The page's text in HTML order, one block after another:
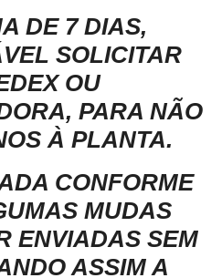
DE 7 DIAS,
SOLICITAR
OU
PARA NÃO
À PLANTA.
CONFORME
MUDAS
ENVIADAS SEM
ASSIM A